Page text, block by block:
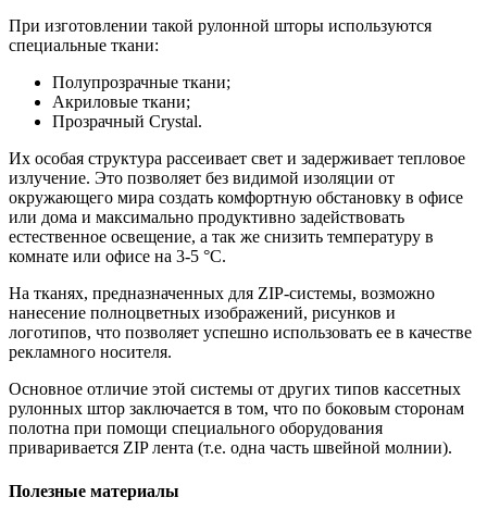
При изготовлении такой рулонной шторы используются
специальные ткани:
Полупрозрачные ткани;
Акриловые ткани;
Прозрачный Crystal.
Их особая структура рассеивает свет и задерживает тепловое
излучение. Это позволяет без видимой изоляции от
окружающего мира создать комфортную обстановку в офисе
или дома и максимально продуктивно задействовать
естественное освещение, а так же снизить температуру в
комнате или офисе на 3-5 °С.
На тканях, предназначенных для ZIP-системы, возможно
нанесение полноцветных изображений, рисунков и
логотипов, что позволяет успешно использовать ее в качестве
рекламного носителя.
Основное отличие этой системы от других типов кассетных
рулонных штор заключается в том, что по боковым сторонам
полотна при помощи специального оборудования
приваривается ZIP лента (т.е. одна часть швейной молнии).
Полезные материалы